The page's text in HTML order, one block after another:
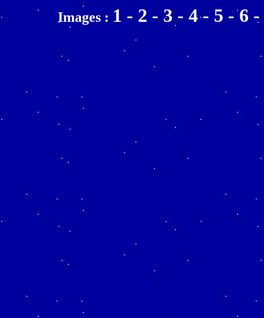
Images : 1 - 2 - 3 - 4- 5 -6 -